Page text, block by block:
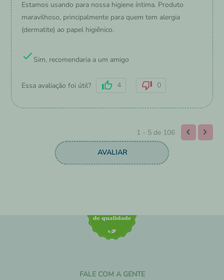
Estamos usando para nossa higiene íntima. Produto
maravilhoso, principalmente para quem tem alergia
(dermatite) ao papel higiênico.
Sim, recomendaria a um amigo
Essa avaliação foi útil? 4 0
1 - 5 de 106
FALE COM A GENTE